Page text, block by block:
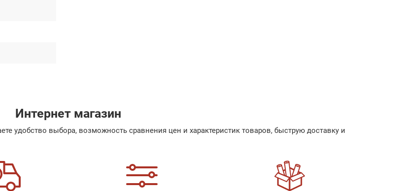
Интернет магазин
удобство выбора, возможность сравнения цен и характеристик товаров, быструю доставку и